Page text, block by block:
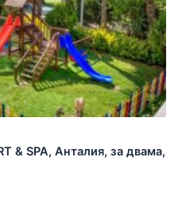
& SPA, Анталия, за двама,